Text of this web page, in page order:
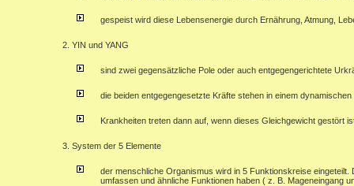
gespeist wird diese Lebensenergie durch Ernährung, Atmung,
2. YIN und YANG
sind zwei gegensätzliche Pole oder auch entgegengerichtete
die beiden entgegengesetzte Kräfte stehen in einem
Krankheiten treten dann auf, wenn dieses Gleichgewicht gestört
3. System der 5 Elemente
der menschliche Organismus wird in 5 Funktionskreise
umfassen und ähnliche Funktionen haben ( z. B. Mageneingang